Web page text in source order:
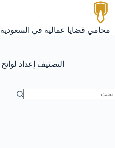
التجاوز
إلى
المحتوى
محامي قضايا عمالية في السعودية
التصنيف إعداد